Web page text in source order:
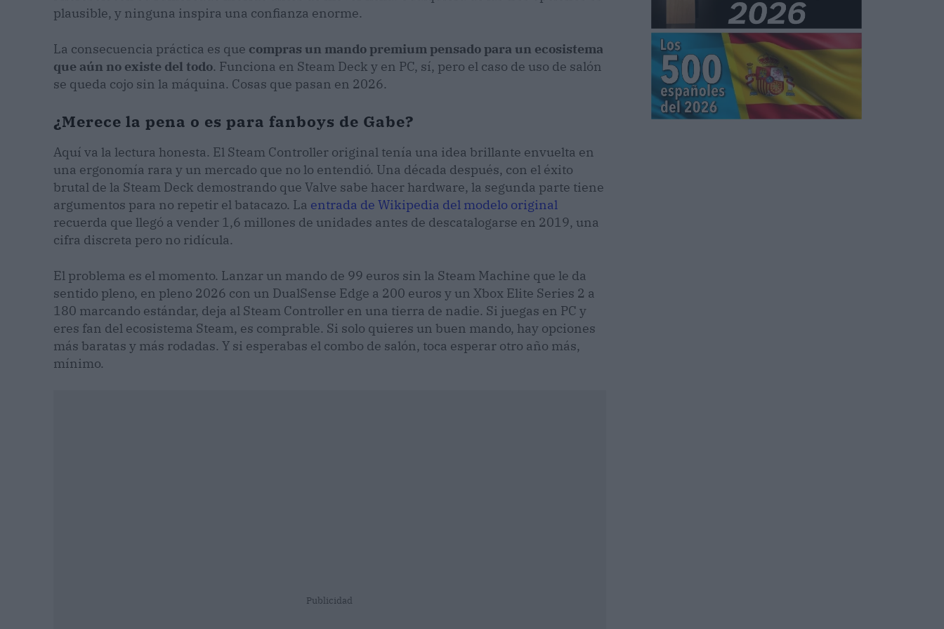
plausible, y ninguna inspira una confianza enorme.
La consecuencia práctica es que compras un mando premium pensado para un ecosistema
que aún no existe del todo. Funciona en Steam Deck y en PC, sí, pero el caso de uso de salón
se queda cojo sin la máquina. Cosas que pasan en 2026.
¿Merece la pena o es para fanboys de Gabe?
Aquí va la lectura honesta. El Steam Controller original tenía una idea brillante envuelta en
una ergonomía rara y un mercado que no lo entendió. Una década después, con el éxito
brutal de la Steam Deck demostrando que Valve sabe hacer hardware, la segunda parte tiene
argumentos para no repetir el batacazo. La entrada de Wikipedia del modelo original
recuerda que llegó a vender 1,6 millones de unidades antes de descatalogarse en 2019, una
cifra discreta pero no ridícula.
El problema es el momento. Lanzar un mando de 99 euros sin la Steam Machine que le da
sentido pleno, en pleno 2026 con un DualSense Edge a 200 euros y un Xbox Elite Series 2 a
180 marcando estándar, deja al Steam Controller en una tierra de nadie. Si juegas en PC y
eres fan del ecosistema Steam, es comprable. Si solo quieres un buen mando, hay opciones
más baratas y más rodadas. Y si esperabas el combo de salón, toca esperar otro año más,
mínimo.
Publicidad